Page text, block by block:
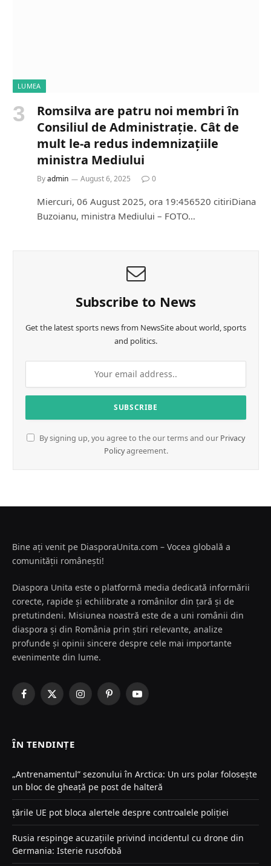
LUMEA
Romsilva are patru noi membri în
Consiliul de Administrație. Cât de
mult le-a redus indemnizațiile
ministra Mediului
Byadmin August 6, 2025 0
Miercuri, 06 August 2025, ora 19:456520 citiriDiana
Buzoianu, ministra Mediului – FOTO…
Subscribe to News
Get the latest sports news from NewsSite about world, sports
and politics.
By signing up, you agree to the our terms and our Privacy
Policyagreement.
Bine ați venit pe DiasporaUnita.com – Vocea globală a
comunității românești!
Diaspora Unita este o platformă media dedicată informării
corecte, rapide și echilibrate a românilor din țară și de
pretutindeni. Misiunea noastră este de a uni românii din
diaspora și din România prin știri relevante, analize
profunde și opinii sincere despre cele mai importante
evenimente din lume.
Facebook
X
InstagramPinterestYouTube
ÎN TENDINȚE
„Antrenamentul” sezonului în Arctica: Un urs polar folosește
un bloc de gheață pe post de halteră
țările UE pot bloca alertele despre controalele poliției
Rusia respinge acuzațiile privind incidentul cu drone din
Germania: Isterie rusofobă